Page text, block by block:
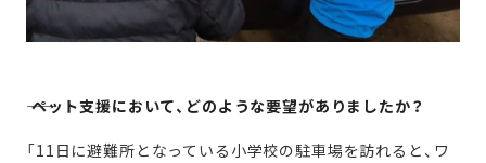
―― ペット支援において、どのような要望がありましたか？
「11日に避難所となっている小学校の駐車場を訪れると、ワ